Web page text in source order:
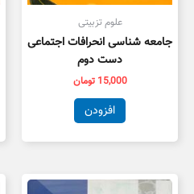
علوم تزبیتی
جامعه شناسی انحرافات اجتماعی
دست دوم
15,000 تومان
افزودن